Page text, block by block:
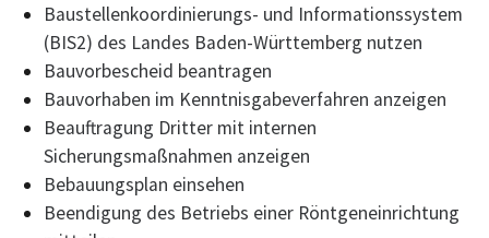
Baustellenkoordinierungs- und Informationssystem
(BIS2) des Landes Baden-Württemberg nutzen
Bauvorbescheid beantragen
Bauvorhaben im Kenntnisgabeverfahren anzeigen
Beauftragung Dritter mit internen
Sicherungsmaßnahmen anzeigen
Bebauungsplan einsehen
Beendigung des Betriebs einer Röntgeneinrichtung